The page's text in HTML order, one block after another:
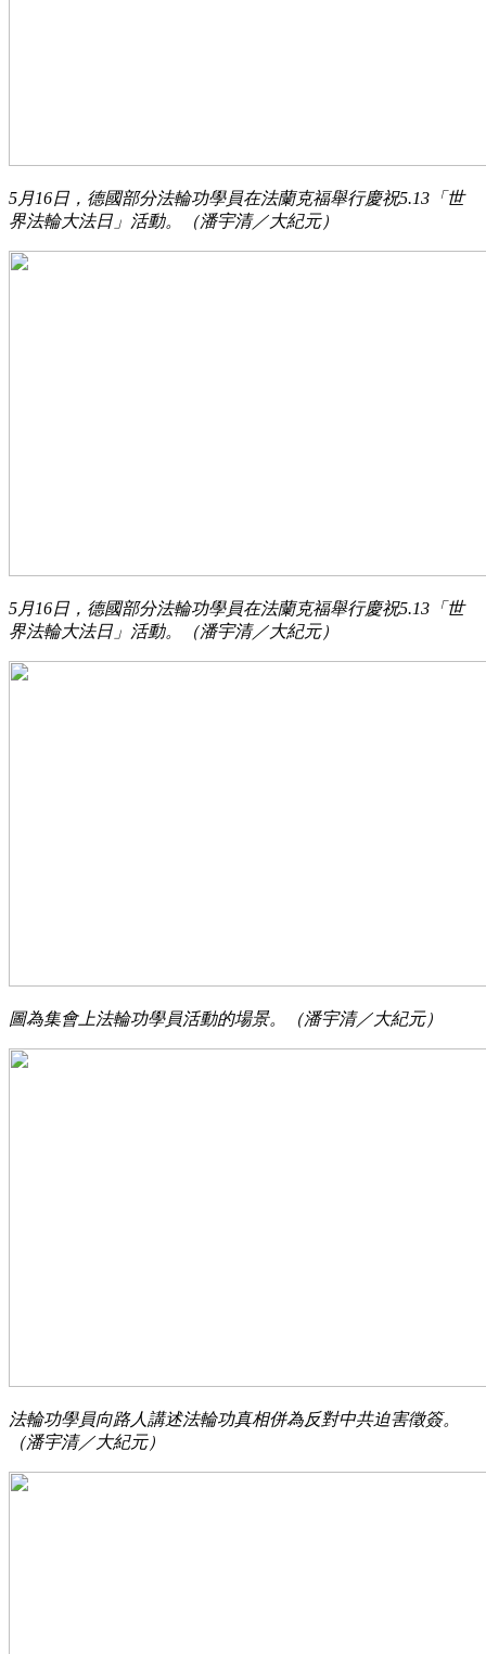
5月16日，德國部分法輪功學員在法蘭克福舉行慶祝5.13「世
界法輪大法日」活動。（潘宇清／大紀元）
5月16日，德國部分法輪功學員在法蘭克福舉行慶祝5.13「世
界法輪大法日」活動。（潘宇清／大紀元）
圖為集會上法輪功學員活動的場景。（潘宇清／大紀元）
法輪功學員向路人講述法輪功真相併為反對中共迫害徵簽。
（潘宇清／大紀元）